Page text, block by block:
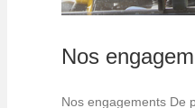
Nos
Nos engagements De